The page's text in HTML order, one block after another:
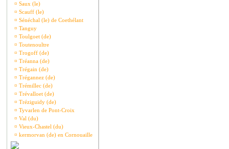
¤ Saux (le)
¤ Scauff (le)
¤ Sénéchal (le) de Coethélant
¤ Tanguy
¤ Toulgoet (de)
¤ Toutenoultre
¤ Trogoff (de)
¤ Tréanna (de)
¤ Trégain (de)
¤ Trégannez (de)
¤ Trémillec (de)
¤ Trévalloet (de)
¤ Tréziguidy (de)
¤ Tyvarlen de Pont-Croix
¤ Val (du)
¤ Vieux-Chastel (du)
¤ kermorvan (de) en Cornouaille